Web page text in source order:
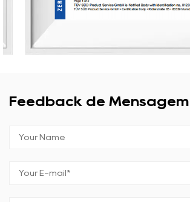
Feedback de Mensagem